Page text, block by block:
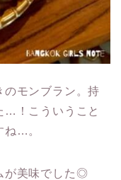
のモンブラン。持
…！こういうこと
ね…。
が美味でした◎